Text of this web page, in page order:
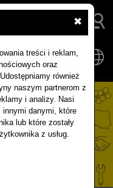
✖
treści i reklam,
oraz
również
naszym partnerom z
i analizy. Nasi
innymi danymi, które
lub które zostały
z usług.